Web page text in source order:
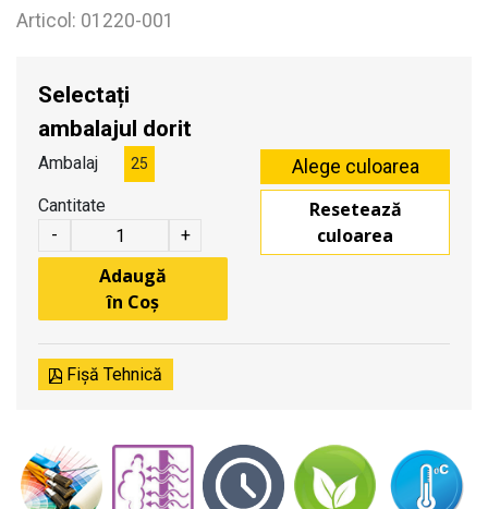
Articol: 01220-001
Selectați
ambalajul dorit
Ambalaj 25
Cantitate
-
+
Adaugă
în Coș
Resetează
culoarea
Fișă Tehnică